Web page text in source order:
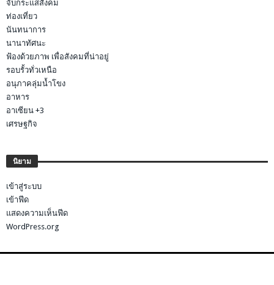
จับกระแสสังคม
ท่องเที่ยว
นันทนาการ
นานาทัศนะ
ฟ้องด้วยภาพ เพื่อสังคมที่น่าอยู่
รอบรั้วทั่วเหนือ
อนุภาคลุ่มน้ำโขง
อาหาร
อาเซียน +3
เศรษฐกิจ
นิยาม
เข้าสู่ระบบ
เข้าฟีด
แสดงความเห็นฟีด
WordPress.org